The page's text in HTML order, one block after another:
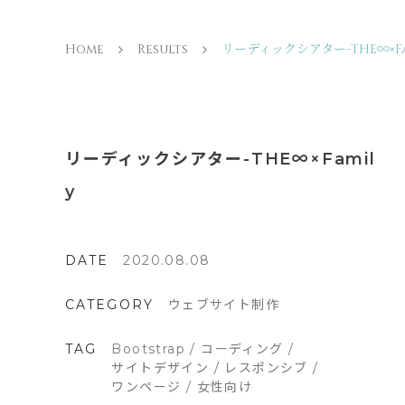
Home Results リーディックシアター-
リーディックシアター-THE∞×Famil
y
DATE 2020.08.08
CATEGORY ウェブサイト制作
TAG Bootstrap / コーディング /
サイトデザイン / レスポンシブ /
ワンページ / 女性向け